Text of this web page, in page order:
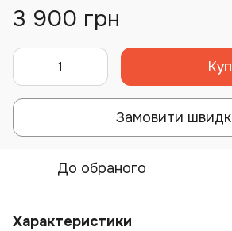
3 900 грн
Замовити
До обраного
Характеристики